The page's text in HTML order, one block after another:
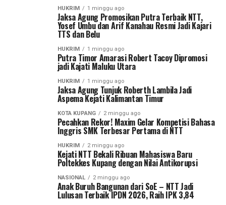
HUKRIM 1 minggu ago
Jaksa Agung Promosikan Putra Terbaik NTT,
Yosef Umbu dan Arif Kanahau Resmi Jadi Kajari
TTS dan Belu
HUKRIM 1 minggu ago
Putra Timor Amarasi Robert Tacoy Dipromosi
jadi Kajati Maluku Utara
HUKRIM 1 minggu ago
Jaksa Agung Tunjuk Roberth Lambila Jadi
Aspema Kejati Kalimantan Timur
KOTA KUPANG 2 minggu ago
Pecahkan Rekor! Maxim Gelar Kompetisi Bahasa
Inggris SMK Terbesar Pertama di NTT
HUKRIM 2 minggu ago
Kejati NTT Bekali Ribuan Mahasiswa Baru
Poltekkes Kupang dengan Nilai Antikorupsi
NASIONAL 2 minggu ago
Anak Buruh Bangunan dari SoE – NTT Jadi
Lulusan Terbaik IPDN 2026, Raih IPK 3,84